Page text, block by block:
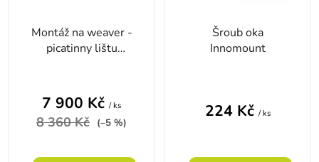
Montáž na weaver -
picatinny lištu
7 900 Kč / ks
8 360 Kč (–5 %)
Šroub oka
Innomount
224 Kč / ks